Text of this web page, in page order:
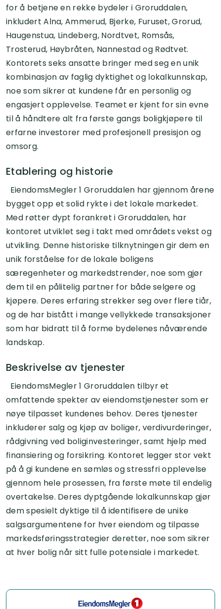
for å betjene en rekke bydeler i Groruddalen,
inkludert Alna, Ammerud, Bjerke, Furuset, Grorud,
Haugenstua, Lindeberg, Nordtvet, Romsås,
Trosterud, Høybråten, Nannestad og Rødtvet.
Kontorets seks ansatte bringer med seg en unik
kombinasjon av faglig dyktighet og lokalkunnskap,
noe som sikrer at kundene får en personlig og
engasjert opplevelse. Teamet er kjent for sin evne
til å håndtere alt fra første gangs boligkjøpere til
erfarne investorer med profesjonell presisjon og
omsorg.
Etablering og historie
EiendomsMegler 1 Groruddalen har gjennom årene
bygget opp et solid rykte i det lokale markedet.
Med røtter dypt forankret i Groruddalen, har
kontoret utviklet seg i takt med områdets vekst og
utvikling. Denne historiske tilknytningen gir dem en
unik forståelse for de lokale boligens
særegenheter og markedstrender, noe som gjør
dem til en pålitelig partner for både selgere og
kjøpere. Deres erfaring strekker seg over flere tiår,
og de har bistått i mange vellykkede transaksjoner
som har bidratt til å forme bydelenes nåværende
landskap.
Beskrivelse av tjenester
EiendomsMegler 1 Groruddalen tilbyr et
omfattende spekter av eiendomstjenester som er
nøye tilpasset kundenes behov. Deres tjenester
inkluderer salg og kjøp av boliger, verdivurderinger,
rådgivning ved boliginvesteringer, samt hjelp med
finansiering og forsikring. Kontoret legger stor vekt
på å gi kundene en sømløs og stressfri opplevelse
gjennom hele prosessen, fra første møte til endelig
overtakelse. Deres dyptgående lokalkunnskap gjør
dem spesielt dyktige til å identifisere de unike
salgsargumentene for hver eiendom og tilpasse
markedsføringsstrategier deretter, noe som sikrer
at hver bolig når sitt fulle potensiale i markedet.